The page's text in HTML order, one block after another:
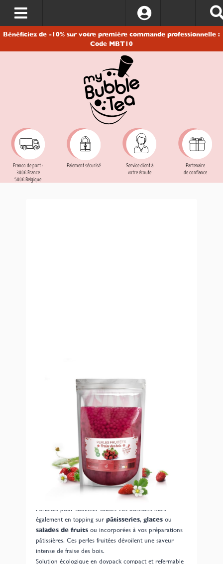
Bénéficiez de -10% sur votre première commande professionnelle :
Code MBT10
Franco de port :
300€ France
500€ Belgique
Paiement sécurisé
Service client à
votre écoute
Partenaire
de confiance
S’identifier
Perles fruitées Fraise des bois -
Bubble Tea Format 1.5kg
Perles Fruitées Fraise des bois au format 1,5
pour professionnels. Fabriquées en Bretagne, sans
colorant ni arôme artificiel, ces perles sont parfaites
pour la vente à emporter, bars, restaurants, traiteurs,
Parfaites pour sublimer toutes vos boissons mais
également en topping sur pâtisseries, glacesou
salades de fruitsou incorporées à vos préparations
pâtissières. Ces perles fruitées dévoilent une saveur
intense de fraise des bois.
Solution écologique en doypack compact et refermable